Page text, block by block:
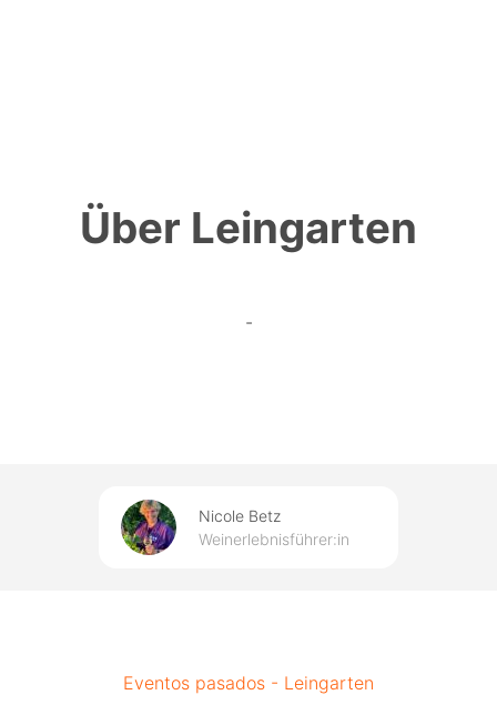
Über Leingarten
-
Nicole Betz
Weinerlebnisführer:in
Eventos pasados - Leingarten